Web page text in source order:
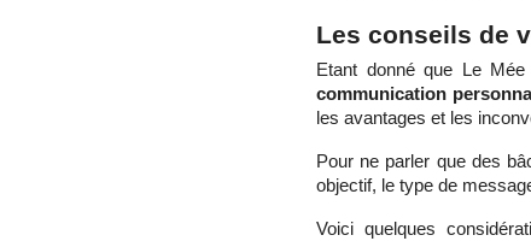
Les conseils de
Etant donné que Le
communication
les avantages et les
Pour ne parler que des
objectif, le type de
Voici quelques